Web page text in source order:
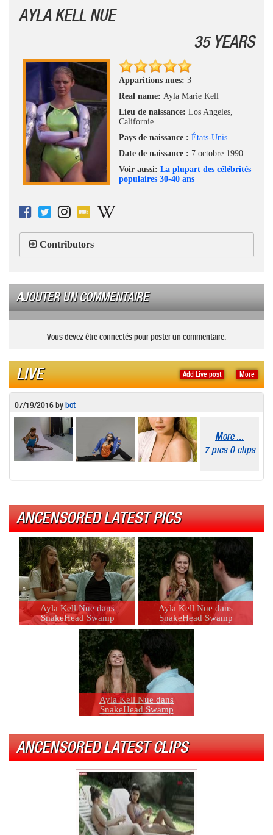
AYLA KELL NUE
35 YEARS
Apparitions nues: 3
Real name: Ayla Marie Kell
Lieu de naissance: Los Angeles,
Californie
Pays de naissance : États-Unis
Date de naissance : 7 octobre 1990
Voir aussi: La plupart des célébrités
populaires 30-40 ans
Contributors
AJOUTER UN COMMENTAIRE
Vous devez être connectés pour poster un commentaire.
More
Add Live post
LIVE
07/19/2016bybot
More ...
7 pics 0 clips
ANCENSORED LATEST PICS
Ayla Kell Nue dans
SnakeHead Swamp
Ayla Kell Nue dans
SnakeHead Swamp
Ayla Kell Nue dans
SnakeHead Swamp
ANCENSORED LATEST CLIPS